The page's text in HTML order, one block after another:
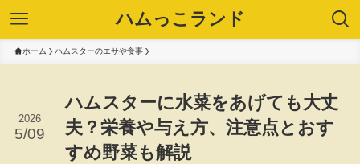
ハムっこランド
ホーム ハムスターのエサや食事
ハムスターに水菜をあげても大丈
夫？栄養や与え方、注意点とおす
すめ野菜も解説
2026
5/09